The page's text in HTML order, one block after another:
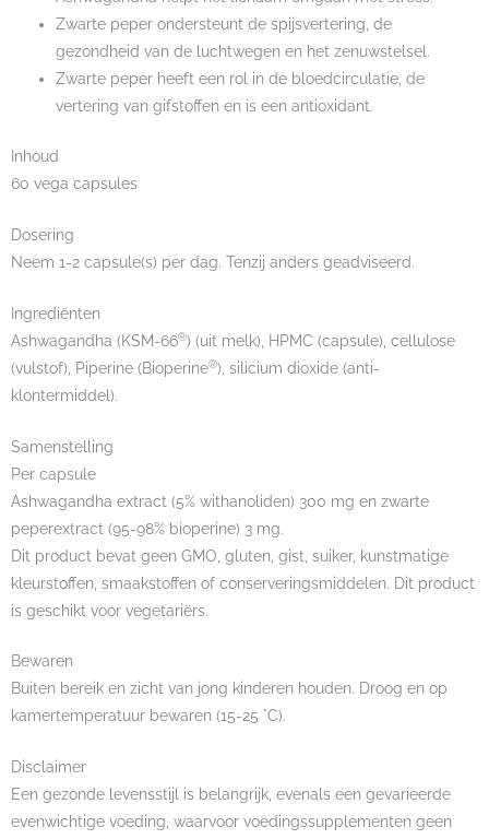
Zwarte peper ondersteunt de spijsvertering, de
gezondheid van de luchtwegen en het zenuwstelsel.
Zwarte peper heeft een rol in de bloedcirculatie, de
vertering van gifstoffen en is een antioxidant.
Inhoud
60 vega capsules
Dosering
Neem 1-2 capsule(s) per dag. Tenzij anders geadviseerd.
Ingrediënten
Ashwagandha (KSM-66®) (uit melk), HPMC (capsule), cellulose
(vulstof), Piperine (Bioperine®), silicium dioxide (anti-
klontermiddel).
Samenstelling
Per capsule
Ashwagandha extract (5% withanoliden) 300 mg en zwarte
peperextract (95-98% bioperine) 3 mg.
Dit product bevat geen GMO, gluten, gist, suiker, kunstmatige
kleurstoffen, smaakstoffen of conserveringsmiddelen. Dit product
is geschikt voor vegetariërs.
Bewaren
Buiten bereik en zicht van jong kinderen houden. Droog en op
kamertemperatuur bewaren (15-25 °C).
Disclaimer
Een gezonde levensstijl is belangrijk, evenals een gevarieerde
evenwichtige voeding, waarvoor voedingssupplementen geen